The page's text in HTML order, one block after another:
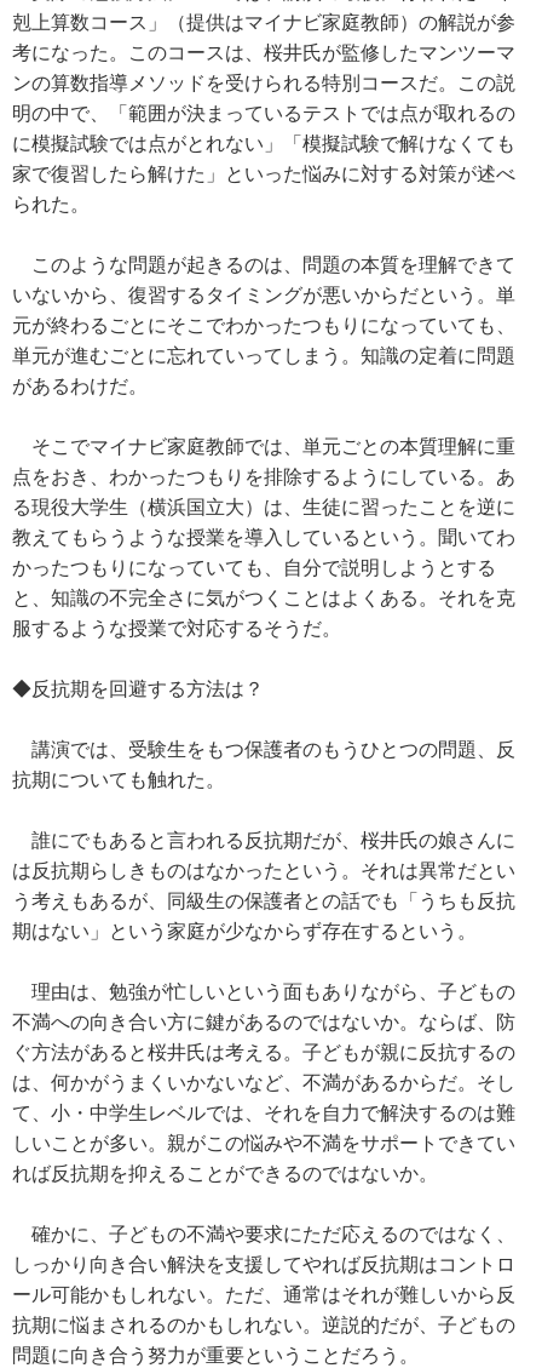
剋上算数コース」（提供はマイナビ家庭教師）の解説が参
考になった。このコースは、桜井氏が監修したマンツーマ
ンの算数指導メソッドを受けられる特別コースだ。この説
明の中で、「範囲が決まっているテストでは点が取れるの
に模擬試験では点がとれない」「模擬試験で解けなくても
家で復習したら解けた」といった悩みに対する対策が述べ
られた。
このような問題が起きるのは、問題の本質を理解できて
いないから、復習するタイミングが悪いからだという。単
元が終わるごとにそこでわかったつもりになっていても、
単元が進むごとに忘れていってしまう。知識の定着に問題
があるわけだ。
そこでマイナビ家庭教師では、単元ごとの本質理解に重
点をおき、わかったつもりを排除するようにしている。あ
る現役大学生（横浜国立大）は、生徒に習ったことを逆に
教えてもらうような授業を導入しているという。聞いてわ
かったつもりになっていても、自分で説明しようとする
と、知識の不完全さに気がつくことはよくある。それを克
服するような授業で対応するそうだ。
◆反抗期を回避する方法は？
講演では、受験生をもつ保護者のもうひとつの問題、反
抗期についても触れた。
誰にでもあると言われる反抗期だが、桜井氏の娘さんに
は反抗期らしきものはなかったという。それは異常だとい
う考えもあるが、同級生の保護者との話でも「うちも反抗
期はない」という家庭が少なからず存在するという。
理由は、勉強が忙しいという面もありながら、子どもの
不満への向き合い方に鍵があるのではないか。ならば、防
ぐ方法があると桜井氏は考える。子どもが親に反抗するの
は、何かがうまくいかないなど、不満があるからだ。そし
て、小・中学生レベルでは、それを自力で解決するのは難
しいことが多い。親がこの悩みや不満をサポートできてい
れば反抗期を抑えることができるのではないか。
確かに、子どもの不満や要求にただ応えるのではなく、
しっかり向き合い解決を支援してやれば反抗期はコントロ
ール可能かもしれない。ただ、通常はそれが難しいから反
抗期に悩まされるのかもしれない。逆説的だが、子どもの
問題に向き合う努力が重要ということだろう。